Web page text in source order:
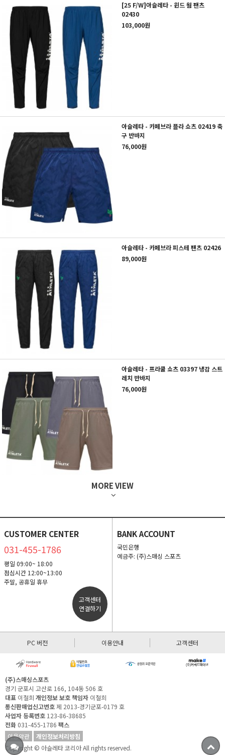
[25 F/W]아슬레타 - 윈드 웜 팬츠
02430
103,000원
아슬레타 - 카페브라 플라 쇼츠 02419 축
구 반바지
76,000원
아슬레타 - 카페브라 피스테 팬츠 02426
89,000원
아슬레타 - 프라쿨 쇼츠 03397 냉감 스트
레치 반바지
76,000원
MORE VIEW
CUSTOMER CENTER
031-455-1786
평일 09:00~ 18:00
점심시간 12:00~13:00
주말, 공휴일 휴무
고객센터
연결하기
BANK ACCOUNT
국민은행
예금주: (주)스매싱 스포츠
PC 버전 이용안내 고객센터
(주)스매싱스포츠
경기 군포시 고산로 166, 104동 506 호
대표 이철희 개인정보 보호 책임자 이철희
통신판매업신고번호제 2013-경기군포-0179 호
사업자 등록번호 123-86-38685
전화 031-455-1786 팩스
이용약관
개인정보처리방침
Copyright © 아슬레타 코리아 All rights reserved.